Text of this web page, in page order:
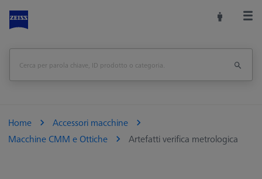
Home
Accessori macchine
Macchine CMM e Ottiche
Artefatti verifica metrologica